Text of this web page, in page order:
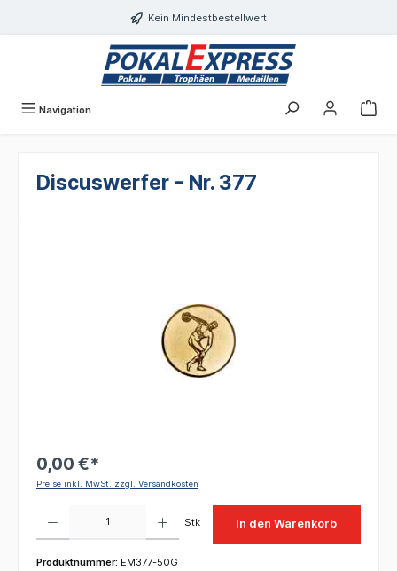
Kein Mindestbestellwert
Navigation
Discuswerfer - Nr. 377
0,00 €*
Preise inkl. MwSt. zzgl. Versandkosten
Stk In den Warenkorb
Produktnummer: EM377-50G